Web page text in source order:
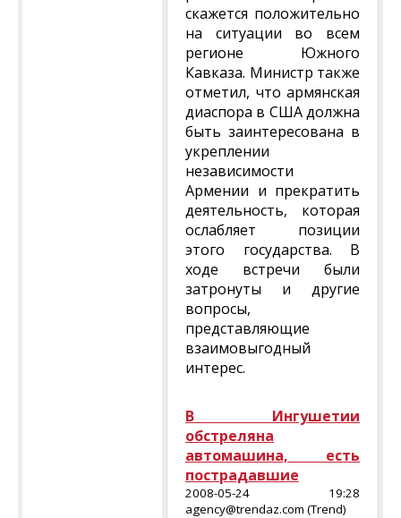
скажется положительно
на ситуации во всем
регионе Южного
Кавказа. Министр также
отметил, что армянская
диаспора в США должна
быть заинтересована в
укреплении
независимости
Армении и прекратить
деятельность, которая
ослабляет позиции
этого государства. В
ходе встречи были
затронуты и другие
вопросы,
представляющие
взаимовыгодный
интерес.
В Ингушетии
обстреляна
автомашина, есть
пострадавшие
2008-05-24 19:28
agency@trendaz.com (Trend)